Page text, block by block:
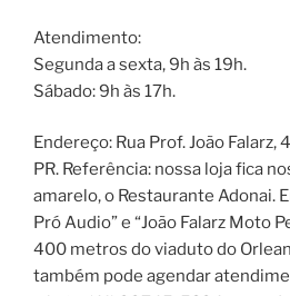
Atendimento:
Segunda a sexta, 9h às 19h.
Sábado: 9h às 17h.
Endereço: Rua Prof. João
PR. Referência: nossa loja fica
amarelo, o Restaurante Adonai.
Pró Audio” e “João Falarz Moto
400 metros do viaduto do
também pode agendar